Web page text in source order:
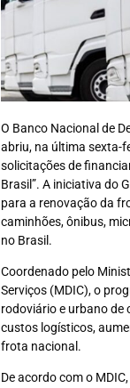
O Banco Nacional de
abriu, na última sexta-
solicitações de
Brasil”. A iniciativa do
para a renovação da
caminhões, ônibus,
no Brasil.
Coordenado pelo
Serviços (MDIC), o
rodoviário e urbano de
custos logísticos,
frota nacional.
De acordo com o